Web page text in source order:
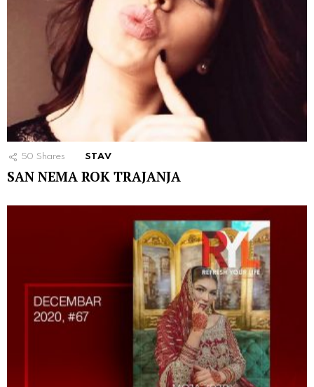
50 Shares STAV
SAN NEMA ROK TRAJANJA